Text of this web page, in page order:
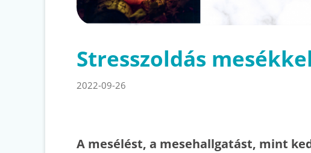
Stresszoldás mesékkel
2022-09-26
A mesélést, a mesehallgatást, mint